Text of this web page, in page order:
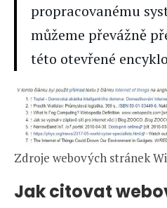
propracovanému
můžeme převážně
této otevřené
Zdroje webových stránek
Jak citovat